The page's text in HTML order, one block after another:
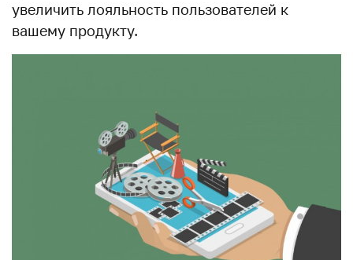
увеличить лояльность пользователей к
вашему продукту.